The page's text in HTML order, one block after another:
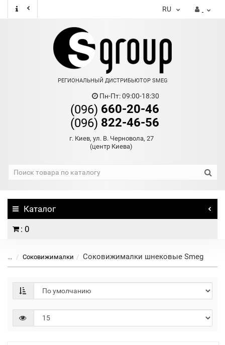
RU
РЕГИОНАЛЬНЫЙ ДИСТРИБЬЮТОР SMEG
Пн-Пт: 09:00-18:30
(096) 660-20-46
(096) 822-46-56
г. Киев, ул. В. Черновола, 27
(центр Киева)
Каталог
: 0
... Соковижималки Соковижималки шнековые Smeg